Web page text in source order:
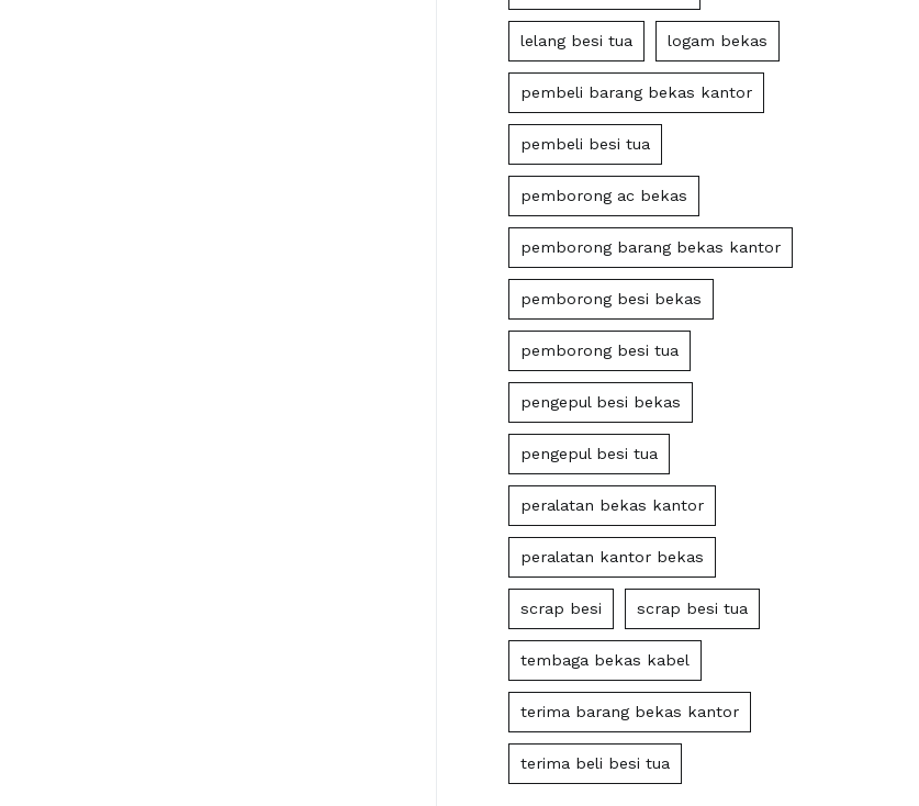
lelang besi tua logam bekas
pembeli barang bekas kantor
pembeli besi tua
pemborong ac bekas
pemborong barang bekas kantor
pemborong besi bekas
pemborong besi tua
pengepul besi bekas
pengepul besi tua
peralatan bekas kantor
peralatan kantor bekas
scrap besi scrap besi tua
tembaga bekas kabel
terima barang bekas kantor
terima beli besi tua